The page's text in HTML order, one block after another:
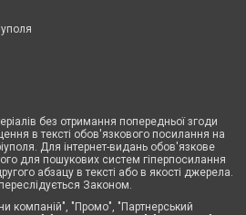
без отримання попередньої згоди
в тексті обов'язкового посилання на
Для інтернет-видань обов'язкове
для пошукових систем гіперпосилання
абзацу в тексті або в якості джерела.
Законом.
компаній", "Промо", "Партнерський